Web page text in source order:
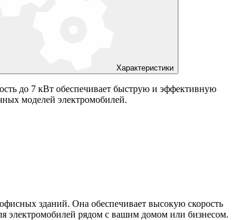
Характеристики
до 7 кВт обеспечивает быструю и эффективную
моделей электромобилей.
зданий. Она обеспечивает высокую скорость
электромобилей рядом с вашим домом или бизнесом.